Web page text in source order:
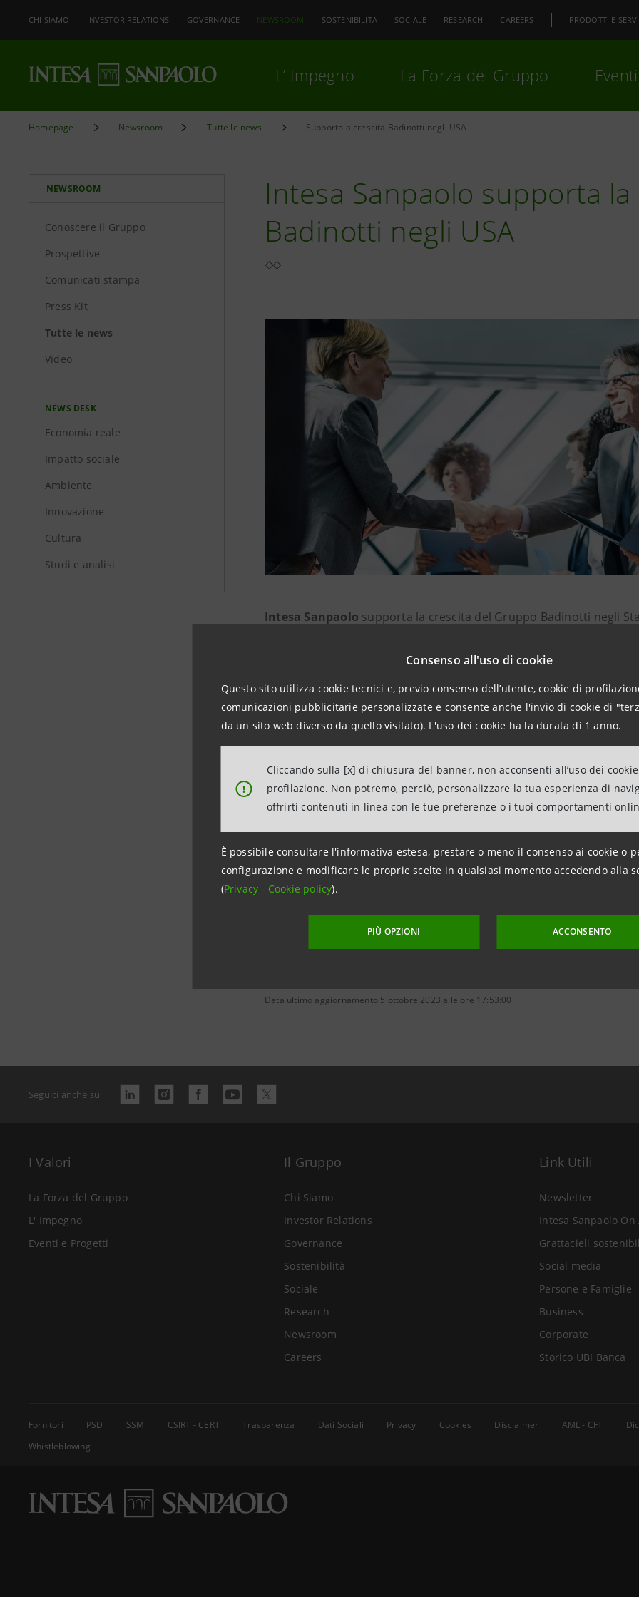
Consenso all'uso di cookie
Questo sito utilizza cookie tecnici e, previo consenso dell’utente, cookie di
comunicazioni pubblicitarie personalizzate e consente anche l'invio di cookie di
da un sito web diverso da quello visitato). L'uso dei cookie ha la durata di 1 anno.
!
Cliccando sulla [x] di chiusura del banner, non acconsenti all’uso dei
profilazione. Non potremo, perciò, personalizzare la tua esperienza di
offrirti contenuti in linea con le tue preferenze o i tuoi comportamenti
È possibile consultare l'informativa estesa, prestare o meno il consenso ai cookie o
configurazione e modificare le proprie scelte in qualsiasi momento accedendo alla
(Privacy- Cookie policy).
PIÙ OPZIONI ACCONSENTO
CHI SIAMO INVESTOR RELATIONS GOVERNANCE NEWSROOM SOSTENIBILITÀ SOCIALE RESEARCH CAREERS PRODOTTI E
L’ Impegno La Forza del Gruppo
Homepage Newsroom Tutte le news Supporto a crescita Badinotti negli USA
NEWSROOM
Conoscere il Gruppo
Prospettive
Comunicati stampa
Press Kit
Tutte le news
Video
NEWS DESK
Economia reale
Impatto sociale
Ambiente
Innovazione
Cultura
Studi e analisi
Intesa Sanpaolo supporta
Badinotti negli USA
Intesa Sanpaolo supporta la crescita del Gruppo Badinotti negli
Badinotti Group
è un’azienda specializzata nella fornitura di reti
l’acquacoltura, la pesca, lo sport, la sicurezza e l’industria: grazie
di reti e altre strutture di contenimento, può proseguire il
target.
L’operazioneè stata strutturata dalla Divisione IMI – Corporate &
Banca dei Territori, in un’azione sinergica che testimonia
ogni dimensione capaci di cogliere opportunità di sviluppo
Data ultimo aggiornamento 5 ottobre 2023 alle ore 17:53:00
Seguici anche su
I Valori
La Forza del Gruppo
L' Impegno
Eventi e Progetti
Il Gruppo
Chi Siamo
Investor Relations
Governance
Sostenibilità
Sociale
Research
Newsroom
Careers
Link Utili
Newsletter
Intesa Sanpaolo On
Grattacieli
Social media
Persone e Famiglie
Business
Corporate
Storico UBI Banca
Fornitori PSD SSM CSIRT - CERT Trasparenza Dati Sociali Privacy Cookies Disclaimer AML - CFT
Whistleblowing